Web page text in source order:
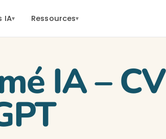
IA▾ Ressources▾
IA – CV